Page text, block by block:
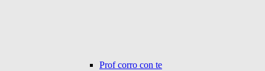
Prof corro con te